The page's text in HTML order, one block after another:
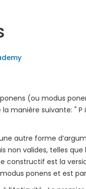
(ou modus
manière suivante: "
autre forme
non valides, telles
constructif est la
ponens et est